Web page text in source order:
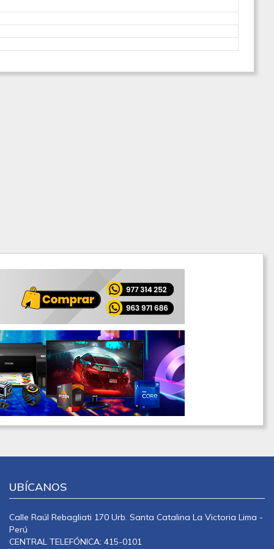
UBÍCANOS
Calle Raúl Rebagliati 170 Urb. Santa Catalina La Victoria Lima -
Perú
CENTRAL TELEFÓNICA: 415-0101